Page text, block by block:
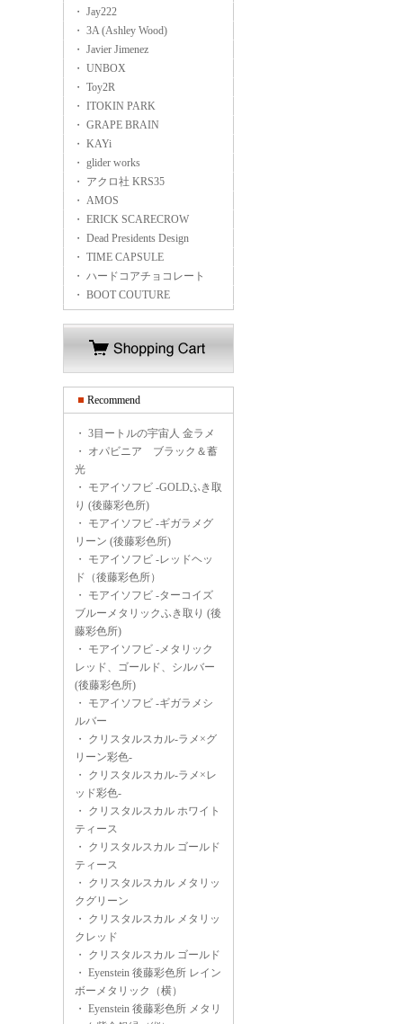
・ Jay222
・ 3A (Ashley Wood)
・ Javier Jimenez
・ UNBOX
・ Toy2R
・ ITOKIN PARK
・ GRAPE BRAIN
・ KAYi
・ glider works
・ アクロ社 KRS35
・ AMOS
・ ERICK SCARECROW
・ Dead Presidents Design
・ TIME CAPSULE
・ ハードコアチョコレート
・ BOOT COUTURE
Recommend
・ 3目ートルの宇宙人 金ラメ
・ オパビニア ブラック＆蓄
光
・ モアイソフビ -GOLDふき取
り (後藤彩色所)
・ モアイソフビ -ギガラメグ
リーン (後藤彩色所)
・ モアイソフビ -レッドヘッ
ド（後藤彩色所）
・ モアイソフビ -ターコイズ
ブルーメタリックふき取り (後
藤彩色所)
・ モアイソフビ -メタリック
レッド、ゴールド、シルバー
(後藤彩色所)
・ モアイソフビ -ギガラメシ
ルバー
・ クリスタルスカル-ラメ×グ
リーン彩色-
・ クリスタルスカル-ラメ×レ
ッド彩色-
・ クリスタルスカル ホワイト
ティース
・ クリスタルスカル ゴールド
ティース
・ クリスタルスカル メタリッ
クグリーン
・ クリスタルスカル メタリッ
クレッド
・ クリスタルスカル ゴールド
・ Eyenstein 後藤彩色所 レイン
ボーメタリック（横）
・ Eyenstein 後藤彩色所 メタリ